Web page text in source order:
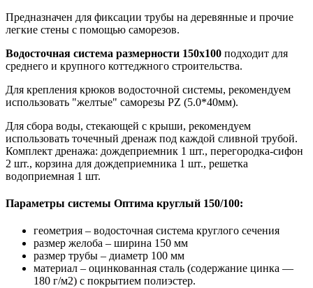
Предназначен для фиксации трубы на деревянные и прочие
легкие стены с помощью саморезов.
Водосточная система размерности 150х100 подходит для
среднего и крупного коттеджного строительства.
Для крепления крюков водосточной системы, рекомендуем
использовать "желтые" саморезы PZ (5.0*40мм).
Для сбора воды, стекающей с крыши, рекомендуем
использовать точечный дренаж под каждой сливной трубой.
Комплект дренажа: дождеприемник 1 шт., перегородка-сифон
2 шт., корзина для дождеприемника 1 шт., решетка
водоприемная 1 шт.
Параметры системы Оптима круглый 150/100:
геометрия – водосточная система круглого сечения
размер желоба – ширина 150 мм
размер трубы – диаметр 100 мм
материал – оцинкованная сталь (содержание цинка —
180 г/м2) с покрытием полиэстер.